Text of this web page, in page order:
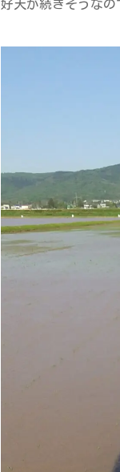
好天が続きそうな